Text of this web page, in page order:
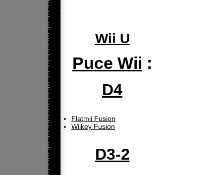
Wii U
Puce Wii :
D4
Flatmii Fusion
Wiikey Fusion
D3-2